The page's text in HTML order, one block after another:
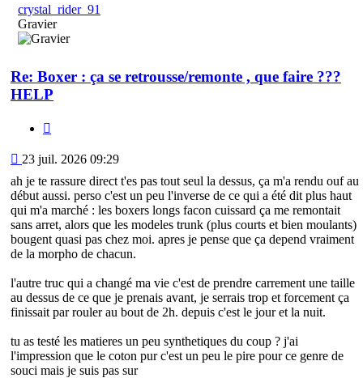
crystal_rider_91
Gravier
Re: Boxer : ça se retrousse/remonte , que faire ???
HELP
Message
23 juil. 2026 09:29
ah je te rassure direct t'es pas tout seul la dessus, ça m'a rendu ouf au
début aussi. perso c'est un peu l'inverse de ce qui a été dit plus haut
qui m'a marché : les boxers longs facon cuissard ça me remontait
sans arret, alors que les modeles trunk (plus courts et bien moulants)
bougent quasi pas chez moi. apres je pense que ça depend vraiment
de la morpho de chacun.
l'autre truc qui a changé ma vie c'est de prendre carrement une taille
au dessus de ce que je prenais avant, je serrais trop et forcement ça
finissait par rouler au bout de 2h. depuis c'est le jour et la nuit.
tu as testé les matieres un peu synthetiques du coup ? j'ai
l'impression que le coton pur c'est un peu le pire pour ce genre de
souci mais je suis pas sur